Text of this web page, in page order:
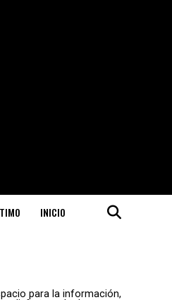
INICIO
para la información,